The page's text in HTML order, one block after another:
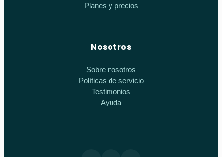
Planes y precios
Nosotros
Sobre nosotros
Políticas de servicio
Testimonios
Ayuda